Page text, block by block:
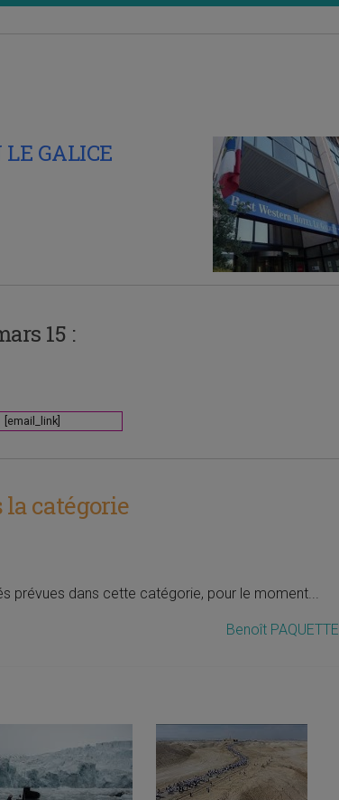
GALICE
15 :
[email_link]
la catégorie
prévues dans cette catégorie, pour le moment...
Benoît PAQUETTE